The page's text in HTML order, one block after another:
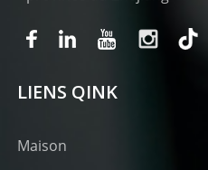
LIENS QINK
Maison